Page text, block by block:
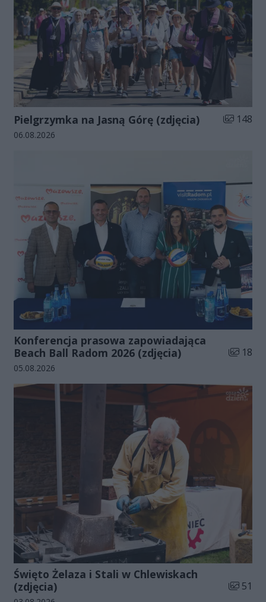
Pielgrzymka na Jasną Górę (zdjęcia) Liczba
148
Data dodania galerii:
06.08.2026
Konferencja prasowa zapowiadająca
Beach Ball Radom 2026 (zdjęcia)
Liczba
18
Data dodania galerii:
05.08.2026
Święto Żelaza i Stali w Chlewiskach
(zdjęcia)
Liczba
51